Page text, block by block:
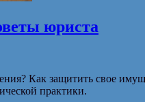
юриста
Как защитить свое
практики.